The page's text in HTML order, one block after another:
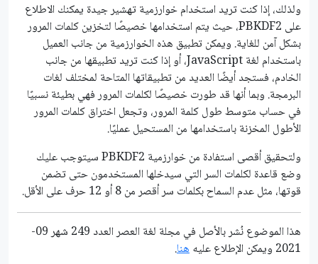
ولذلك، إذا كنت تريد استخدام خوارزمية تهشير جيدة يمكنك الاطلاع
على PBKDF2، حيث يتم استخدامها خصيصًا لتخزين كلمات المرور
بشكل آمن للغاية. ويمكن تطبيق هذه الخوارزمية من جانب العميل
باستخدام لغة JavaScript، أو إذا كنت تريد تطبيقها من جانب
الخادم، فستجد أيضًا العديد من تطبيقاتها المتاحة لمختلف لغات
البرمجة. وبما أنها قد طورت خصيصًا لكلمات المرور فهي بطيئة نسبيًا
في حساب متوسط طول كلمة المرور، وتجعل اختراق كلمات المرور
الأطول المخزنة باستخدامها من المستحيل عمليًا.
ولتحقيق أقصى استفادة من خوارزمية PBKDF2 سيتوجب عليك
وضع قاعدة لكلمات السر التي سيدخلها المستخدمون حتى تضمن
قوتها، مثل عدم السماح بكلمات سر أقصر من 8 أو 12 حرف على الأقل.
هذا الموضوع نُشر باﻷصل في مجلة لغة العصر العدد 249 شهر 09-
2021 ويمكن الإطلاع عليه
هنا.